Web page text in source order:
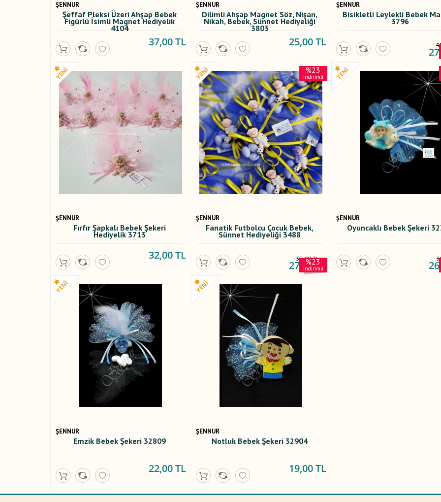
ŞENNUR
Şeffaf Pleksi Üzeri Ahşap Bebek
Figürlü İsimli Magnet Hediyelik
4104
37,00 TL
ŞENNUR
Dilimli Ahşap Magnet Söz, Nişan,
Nikah, Bebek, Sünnet Hediyeliği
3803
25,00 TL
ŞENNUR
Bisikletli Leylekli Bebek
3796
ŞENNUR
Fırfır Şapkalı Bebek Şekeri
Hediyelik 3713
32,00 TL
%23
indirimli
ŞENNUR
Fanatik Futbolcu Çocuk Bebek,
Sünnet Hediyeliği 3488
35,00 TL
27,00 TL
%23
indirimli
ŞENNUR
Oyuncaklı Bebek Şekeri
ŞENNUR
Emzik Bebek Şekeri 32809
22,00 TL
ŞENNUR
Notluk Bebek Şekeri 32904
19,00 TL